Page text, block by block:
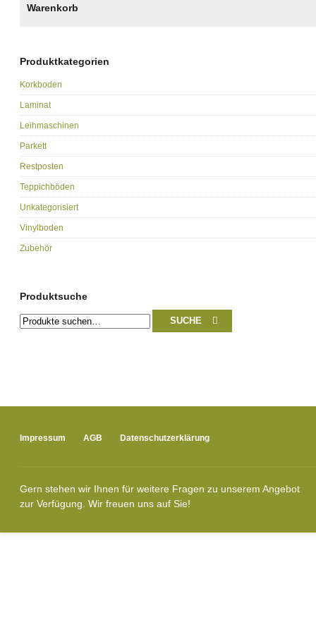
Warenkorb
Produktkategorien
Korkboden
Laminat
Leihmaschinen
Parkett
Restposten
Teppichböden
Unkategorisiert
Vinylboden
Zubehör
Produktsuche
Suche
nach:
SUCHE
Impressum AGB Datenschutzerklärung
Gern stehen wir Ihnen für weitere Fragen zu unserem Angebot
zur Verfügung. Wir freuen uns auf Sie!